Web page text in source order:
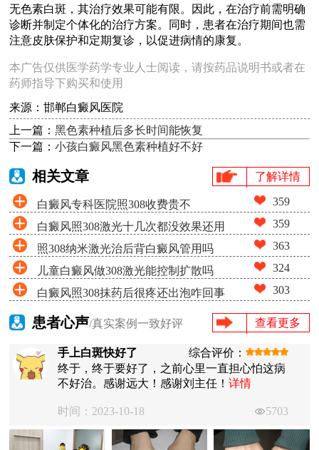
无色素白斑，其治疗效果可能有限。因此，在治疗前需明确
诊断并制定个体化的治疗方案。同时，患者在治疗期间也需
注意皮肤保护和定期复诊，以促进病情的康复。
本广告仅供医学药学专业人士阅读，请按药品说明书或者在
药师指导下购买和使用
来源：邯郸白癜风医院
上一篇：黑色素种植后多长时间能恢复
下一篇：小孩白癜风黑色素种植好不好
相关文章 了解详情
白癜风专科医院照308收费贵不 359
白癜风照308激光十几次都没效果还用
照吗
359
照308纳米激光治后背白癜风管用吗 363
儿童白癜风做308激光能控制扩散吗 324
白癜风照308抹药后很疼还出泡咋回事 303
患者心声/真实案例一致好评 查看更多
手上白斑快好了
综合评价：
终于，终于要好了，之前心里一直担心怕这病
不好治。感谢远大！感谢刘主任！详情
时间：2023-10-18 5703